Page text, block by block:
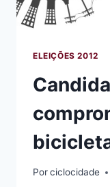
ELEIÇÕES 2012
Porciclocidade